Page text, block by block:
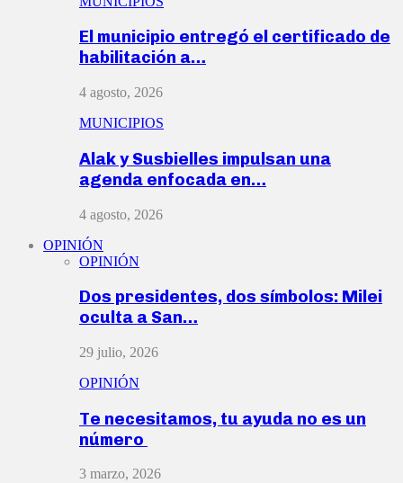
El municipio entregó el certificado de
habilitación a…
4 agosto, 2026
MUNICIPIOS
Alak y Susbielles impulsan una
agenda enfocada en…
4 agosto, 2026
OPINIÓN
OPINIÓN
Dos presidentes, dos símbolos: Milei
oculta a San…
29 julio, 2026
OPINIÓN
Te necesitamos, tu ayuda no es un
número
3 marzo, 2026